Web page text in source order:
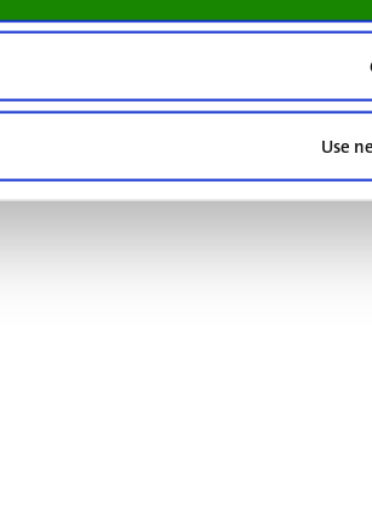
Use